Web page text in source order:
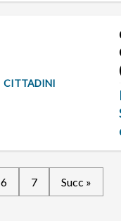
CITTADINI
6 7 Succ »